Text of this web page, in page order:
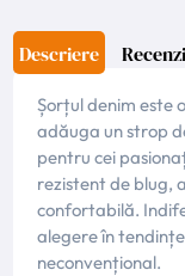
Descriere
Șorțul denim este
adăuga un strop
pentru cei
rezistent de blug,
confortabilă.
alegere în
neconvențional.